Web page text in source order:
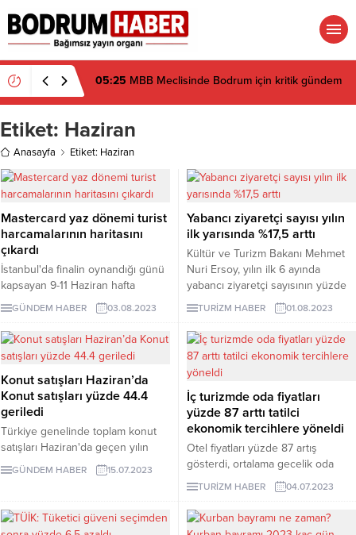
05:25 MBB Meclisinde Bodrum için kritik gündem
Etiket: Haziran
Anasayfa Etiket: Haziran
Mastercard yaz dönemi turist
harcamalarının haritasını
çıkardı
İstanbul'da finalin oynandığı günü
kapsayan 9-11 Haziran hafta
sonunda bir önceki yılın aynı hafta
sonuna kıyasla yüzde 46, bir
önceki haftaya kıyasla yüzde 33
daha fazla turist harcaması
gerçekleşti
GÜNDEM HABER 03.08.2023
Yabancı ziyaretçi sayısı yılın
ilk yarısında %17,5 arttı
Kültür ve Turizm Bakanı Mehmet
Nuri Ersoy, yılın ilk 6 ayında
yabancı ziyaretçi sayısının yüzde
17,5 arttığını açıkladı. Kişi başına
gecelik gelir ilk 6 ayda yüzde 11
artışla 100 dolara ulaştı.
TURİZM HABER 01.08.2023
Konut satışları Haziran’da
Konut satışları yüzde 44.4
geriledi
Türkiye genelinde toplam konut
satışları Haziran'da geçen yılın
aynı ayına göre %44.4 azalarak 83
GÜNDEM HABER 15.07.2023
İç turizmde oda fiyatları
yüzde 87 arttı tatilci
ekonomik tercihlere yöneldi
Otel fiyatları yüzde 87 artış
gösterdi, ortalama gecelik oda
fiyatları bir yılda bin 445 TL’den 2
bin 691 TL’ye yükseldi. Fiyatları
yüksek bulan tatilciler daha
ekonomik seçimlere yöneldi.
TURİZM HABER 04.07.2023